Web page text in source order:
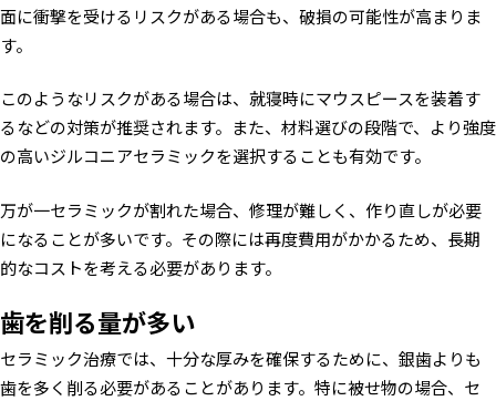
面に衝撃を受けるリスクがある場合も、破損の可能性が高まりま
す。
このようなリスクがある場合は、就寝時にマウスピースを装着す
るなどの対策が推奨されます。また、材料選びの段階で、より強度
の高いジルコニアセラミックを選択することも有効です。
万が一セラミックが割れた場合、修理が難しく、作り直しが必要
になることが多いです。その際には再度費用がかかるため、長期
的なコストを考える必要があります。
歯を削る量が多い
セラミック治療では、十分な厚みを確保するために、銀歯よりも
歯を多く削る必要があることがあります。特に被せ物の場合、セ